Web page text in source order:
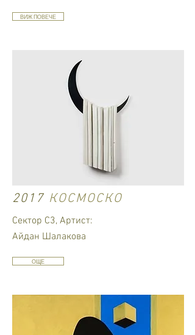
ВИЖ ПОВЕЧЕ
2017 КОСМОСКО
Сектор С3, Артист:
Айдан Шалакова
ОЩЕ